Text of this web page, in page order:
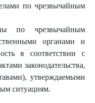
по чрезвычайным
по чрезвычайным
органами и
в соответствии с
законодательства,
утверждаемыми
ситуациям.